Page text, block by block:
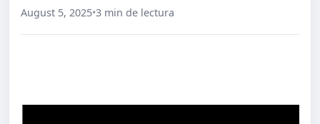
August 5, 2025•3 min de lectura